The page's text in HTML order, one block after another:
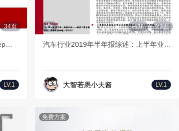
34页
LV.1
PDF 22页
大智若愚小夫酱 LV.1
免费方案